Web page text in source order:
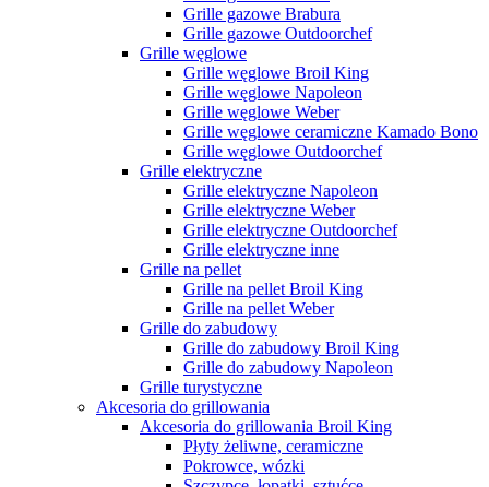
Grille gazowe Brabura
Grille gazowe Outdoorchef
Grille węglowe
Grille węglowe Broil King
Grille węglowe Napoleon
Grille węglowe Weber
Grille węglowe ceramiczne Kamado Bono
Grille węglowe Outdoorchef
Grille elektryczne
Grille elektryczne Napoleon
Grille elektryczne Weber
Grille elektryczne Outdoorchef
Grille elektryczne inne
Grille na pellet
Grille na pellet Broil King
Grille na pellet Weber
Grille do zabudowy
Grille do zabudowy Broil King
Grille do zabudowy Napoleon
Grille turystyczne
Akcesoria do grillowania
Akcesoria do grillowania Broil King
Płyty żeliwne, ceramiczne
Pokrowce, wózki